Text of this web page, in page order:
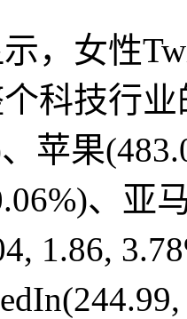
，女性
科技行
苹果
、亚
1.86,